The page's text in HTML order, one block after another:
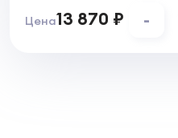
Цена13 870 ₽ -